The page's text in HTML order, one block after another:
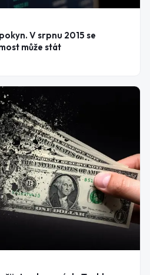
V srpnu 2015 se
může stát